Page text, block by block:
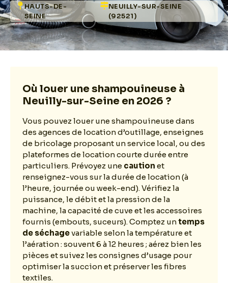
HAUTS-DE-
SEINE
NEUILLY-SUR-SEINE
(92521)
Où louer une shampouineuse à
Neuilly-sur-Seine en 2026 ?
Vous pouvez louer une shampouineuse dans
des agences de location d’outillage, enseignes
de bricolage proposant un service local, ou des
plateformes de location courte durée entre
particuliers. Prévoyez une caution et
renseignez-vous sur la durée de location (à
l’heure, journée ou week-end). Vérifiez la
puissance, le débit et la pression de la
machine, la capacité de cuve et les accessoires
fournis (embouts, suceurs). Comptez untemps
de séchagevariable selon la température et
l’aération : souvent 6 à 12 heures ; aérez bien les
pièces et suivez les consignes d’usage pour
optimiser la succion et préserver les fibres
textiles.